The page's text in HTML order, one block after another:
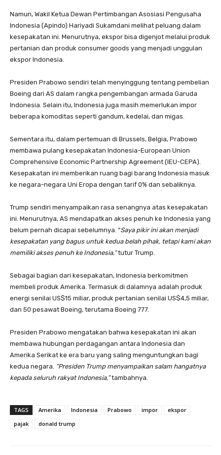
Namun, Wakil Ketua Dewan Pertimbangan Asosiasi Pengusaha
Indonesia (Apindo) Hariyadi Sukamdani melihat peluang dalam
kesepakatan ini. Menurutnya, ekspor bisa digenjot melalui produk
pertanian dan produk consumer goods yang menjadi unggulan
ekspor Indonesia.
Presiden Prabowo sendiri telah menyinggung tentang pembelian
Boeing dari AS dalam rangka pengembangan armada Garuda
Indonesia. Selain itu, Indonesia juga masih memerlukan impor
beberapa komoditas seperti gandum, kedelai, dan migas.
Sementara itu, dalam pertemuan di Brussels, Belgia, Prabowo
membawa pulang kesepakatan Indonesia-European Union
Comprehensive Economic Partnership Agreement (IEU-CEPA).
Kesepakatan ini memberikan ruang bagi barang Indonesia masuk
ke negara-negara Uni Eropa dengan tarif 0% dan sebaliknya.
Trump sendiri menyampaikan rasa senangnya atas kesepakatan
ini. Menurutnya, AS mendapatkan akses penuh ke Indonesia yang
belum pernah dicapai sebelumnya. “Saya pikir ini akan menjadi
kesepakatan yang bagus untuk kedua belah pihak, tetapi kami akan
memiliki akses penuh ke Indonesia,”tutur Trump.
Sebagai bagian dari kesepakatan, Indonesia berkomitmen
membeli produk Amerika. Termasuk di dalamnya adalah produk
energi senilai US$15 miliar, produk pertanian senilai US$4,5 miliar,
dan 50 pesawat Boeing, terutama Boeing 777.
Presiden Prabowo mengatakan bahwa kesepakatan ini akan
membawa hubungan perdagangan antara Indonesia dan
Amerika Serikat ke era baru yang saling menguntungkan bagi
kedua negara. “Presiden Trump menyampaikan salam hangatnya
kepada seluruh rakyat Indonesia,”tambahnya.
TAGS Amerika Indonesia Prabowo impor
ekspor
pajak
donald trump